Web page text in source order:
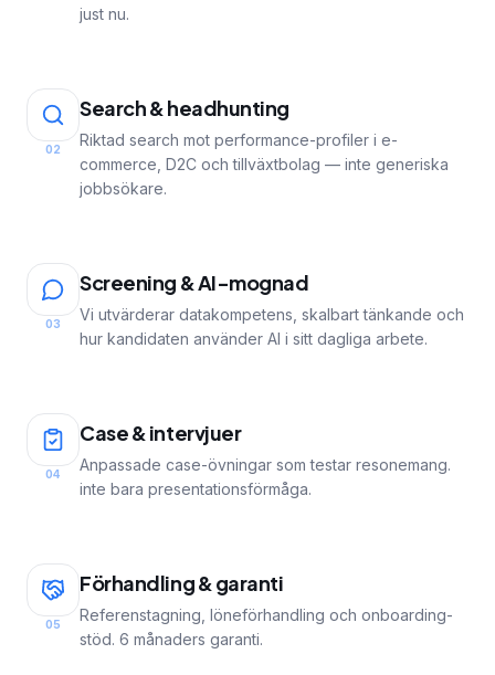
just nu.
02
Search & headhunting
Riktad search mot performance-profiler i e-
commerce, D2C och tillväxtbolag — inte generiska
jobbsökare.
03
Screening & AI-mognad
Vi utvärderar datakompetens, skalbart tänkande och
hur kandidaten använder AI i sitt dagliga arbete.
04
Case & intervjuer
Anpassade case-övningar som testar resonemang.
inte bara presentationsförmåga.
05
Förhandling & garanti
Referenstagning, löneförhandling och onboarding-
stöd. 6 månaders garanti.